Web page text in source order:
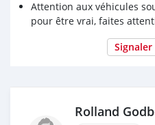
Attention aux véhicules
pour être vrai, faites
Rolland